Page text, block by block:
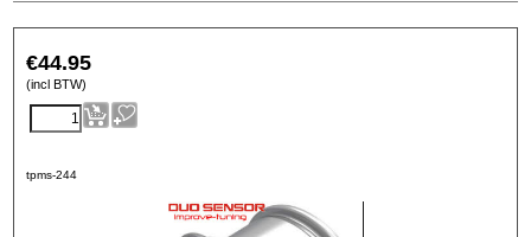
€44.95
(incl BTW)
tpms-244